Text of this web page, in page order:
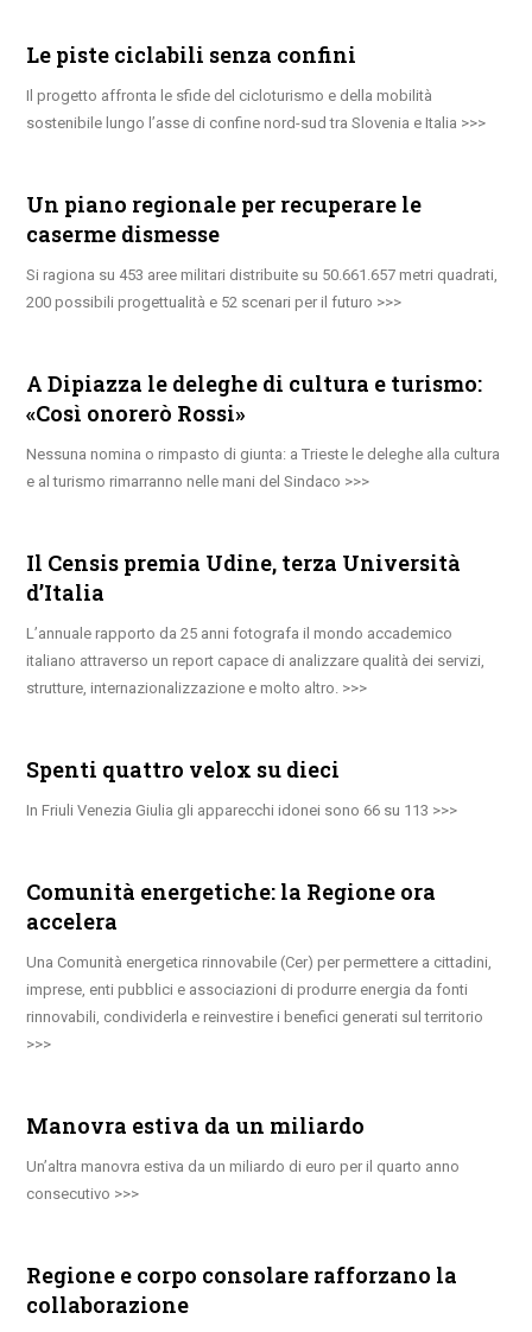
Le piste ciclabili senza confini
Il progetto affronta le sfide del cicloturismo e della mobilità
sostenibile lungo l’asse di confine nord-sud tra Slovenia e Italia
Un piano regionale per recuperare le
caserme dismesse
Si ragiona su 453 aree militari distribuite su 50.661.657 metri quadrati,
200 possibili progettualità e 52 scenari per il futuro
A Dipiazza le deleghe di cultura e turismo:
«Così onorerò Rossi»
Nessuna nomina o rimpasto di giunta: a Trieste le deleghe alla cultura
e al turismo rimarranno nelle mani del Sindaco
Il Censis premia Udine, terza Università
d’Italia
L’annuale rapporto da 25 anni fotografa il mondo accademico
italiano attraverso un report capace di analizzare qualità dei servizi,
strutture, internazionalizzazione e molto altro.
Spenti quattro velox su dieci
In Friuli Venezia Giulia gli apparecchi idonei sono 66 su 113
Comunità energetiche: la Regione ora
accelera
Una Comunità energetica rinnovabile (Cer) per permettere a cittadini,
imprese, enti pubblici e associazioni di produrre energia da fonti
rinnovabili, condividerla e reinvestire i benefici generati sul territorio
Manovra estiva da un miliardo
Un’altra manovra estiva da un miliardo di euro per il quarto anno
consecutivo
Regione e corpo consolare rafforzano la
collaborazione